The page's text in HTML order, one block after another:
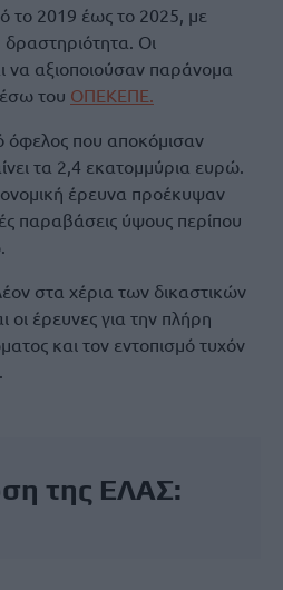
το 2019 έως το 2025, με
Οι
να αξιοποιούσαν παράνομα
του ΟΠΕΚΕΠΕ.
όφελος που αποκόμισαν
τα 2,4 εκατομμύρια ευρώ.
έρευνα προέκυψαν
παραβάσεις ύψους περίπου
στα χέρια των δικαστικών
οι έρευνες για την πλήρη
και τον εντοπισμό τυχόν
της ΕΛΑΣ: